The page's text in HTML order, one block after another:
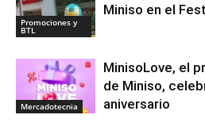
Promociones y
BTL
Miniso en el
Mercadotecnia
MinisoLove, el
de Miniso,
aniversario